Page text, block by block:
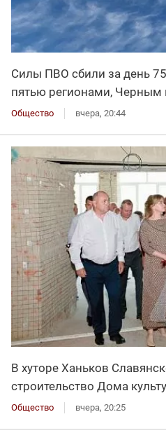
Силы ПВО сбили за день
пятью регионами,
Общество вчера, 20:44
В хуторе Ханьков
строительство Дома
Общество вчера, 20:25